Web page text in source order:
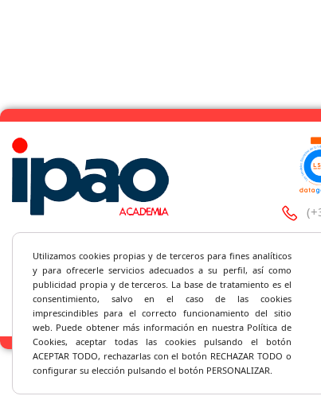
Utilizamos cookies propias y de terceros para fines analíticos
y para ofrecerle servicios adecuados a su perfil, así como
publicidad propia y de terceros. La base de tratamiento es el
consentimiento, salvo en el caso de las cookies
imprescindibles para el correcto funcionamiento del sitio
web. Puede obtener más información en nuestra Política de
Cookies, aceptar todas las cookies pulsando el botón
ACEPTAR TODO, rechazarlas con el botón RECHAZAR TODO o
configurar su elección pulsando el botón PERSONALIZAR.